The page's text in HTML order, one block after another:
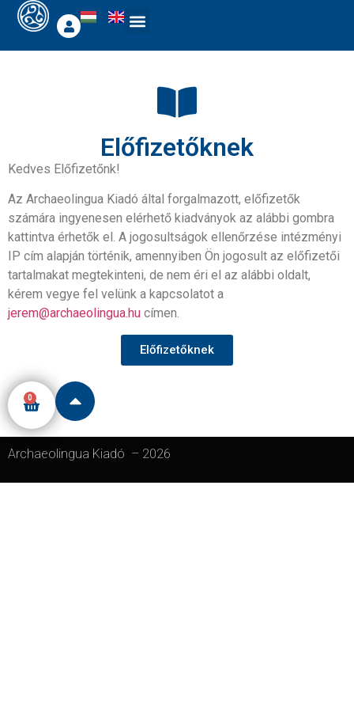
Előfizetőknek
Kedves Előfizetőnk!
Az Archaeolingua Kiadó által forgalmazott, előfizetők
számára ingyenesen elérhető kiadványok az alábbi gombra
kattintva érhetők el. A jogosultságok ellenőrzése intézményi
IP cím alapján történik, amennyiben Ön jogosult az előfizetői
tartalmakat megtekinteni, de nem éri el az alábbi oldalt,
kérem vegye fel velünk a kapcsolatot a
jerem@archaeolingua.hu címen.
Előfizetőknek
0
Archaeolingua Kiadó – 2026